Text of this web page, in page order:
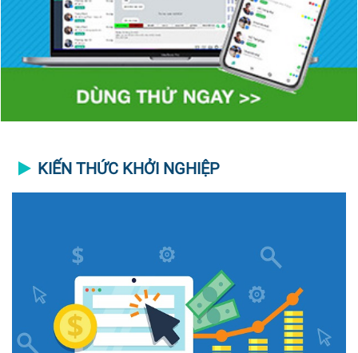
KIẾN THỨC KHỞI NGHIỆP